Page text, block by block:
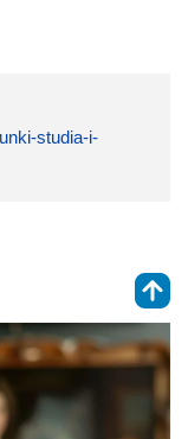
studia-i-